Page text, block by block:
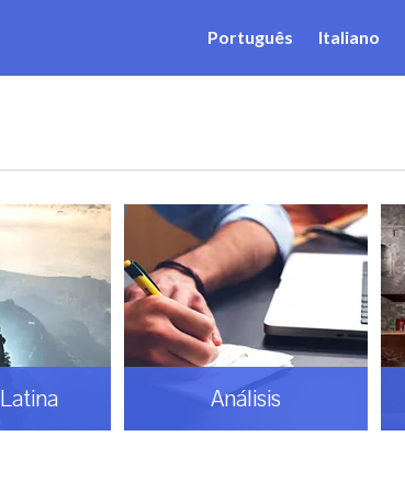
Português Italiano
Análisis